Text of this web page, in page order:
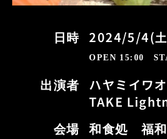
日時 2024/5/4(
OPEN 15:00
出演者
ハヤミイワ
TAKE
会場 和食処 福